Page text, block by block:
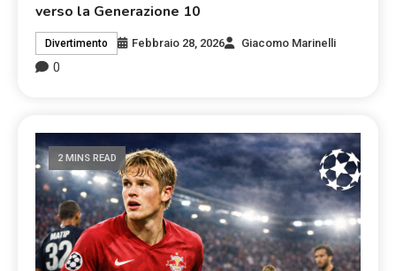
verso la Generazione 10
Divertimento Febbraio 28, 2026 Giacomo Marinelli
0
2 MINS READ